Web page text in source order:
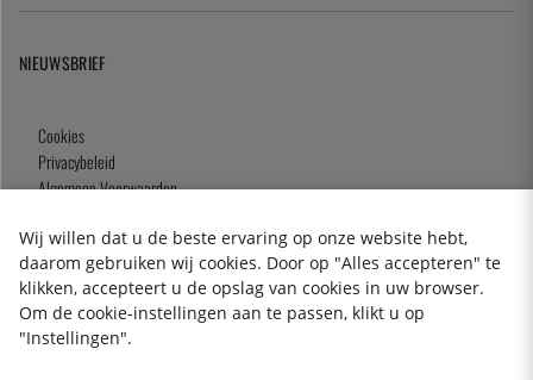
NIEUWSBRIEF
Cookies
Privacybeleid
Algemene Voorwaarden
2026 KitchenLab AB
Wij willen dat u de beste ervaring op onze website hebt,
daarom gebruiken wij cookies. Door op "Alles accepteren" te
klikken, accepteert u de opslag van cookies in uw browser.
Om de cookie-instellingen aan te passen, klikt u op
"Instellingen".